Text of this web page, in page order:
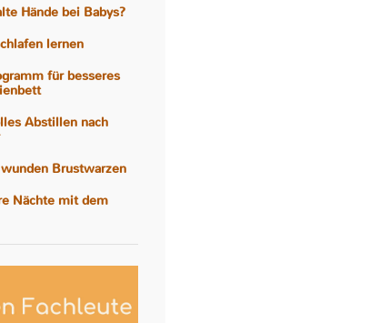
Hände bei Babys?
lernen
für besseres
Abstillen nach
Brustwarzen
Nächte mit dem